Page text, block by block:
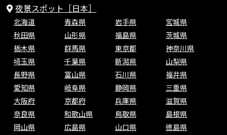
夜景スポット［日本］
北海道 青森県 岩手県
宮城県
秋田県
山形県 福島県
茨城県
栃木県
群馬県 東京都
神奈川県
埼玉県
千葉県 新潟県
山梨県
長野県
富山県 石川県
福井県
愛知県
岐阜県 静岡県
三重県
大阪府
京都府 兵庫県
滋賀県
奈良県
和歌山県 鳥取県
島根県
岡山県
広島県 山口県
徳島県